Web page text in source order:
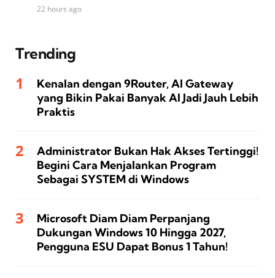
22 hours ago
Trending
Kenalan dengan 9Router, AI Gateway
yang Bikin Pakai Banyak AI Jadi Jauh Lebih
Praktis
Administrator Bukan Hak Akses Tertinggi!
Begini Cara Menjalankan Program
Sebagai SYSTEM di Windows
Microsoft Diam Diam Perpanjang
Dukungan Windows 10 Hingga 2027,
Pengguna ESU Dapat Bonus 1 Tahun!